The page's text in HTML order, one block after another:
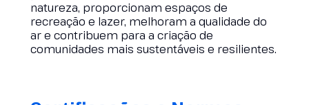
natureza, proporcionam espaços de
recreação e lazer, melhoram a qualidade do
ar e contribuem para a criação de
comunidades mais sustentáveis e resilientes.